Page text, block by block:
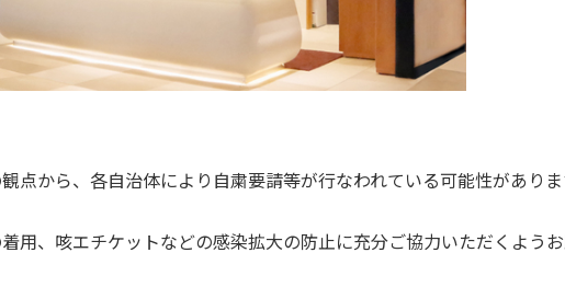
点から、各自治体により自粛要請等が行なわれている可能性があり
用、咳エチケットなどの感染拡大の防止に充分ご協力いただくよう